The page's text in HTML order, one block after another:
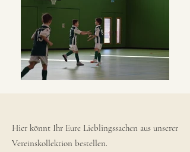
Hier könnt Ihr Eure Lieblingssachen aus unserer
Vereinskollektion bestellen.